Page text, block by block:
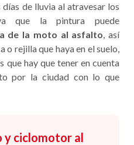
de lluvia al atravesar los
que la pintura puede
de la moto al asfalto, así
rejilla que haya en el suelo,
que hay que tener en cuenta
por la ciudad con lo que
ciclomotor al